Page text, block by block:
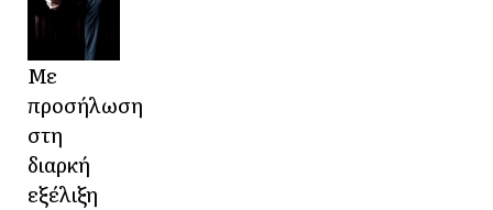
Με
προσήλωση
στη
διαρκή
εξέλιξη